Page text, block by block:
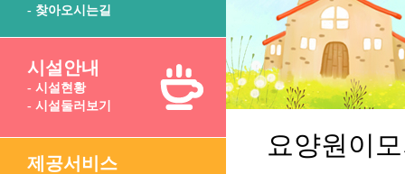
- 찾아오시는길
시설안내
- 시설현황
- 시설둘러보기
제공서비스
요양원이